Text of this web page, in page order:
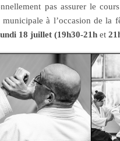
pas assurer le
à l’occasion de la
18 juillet (19h30-21h et